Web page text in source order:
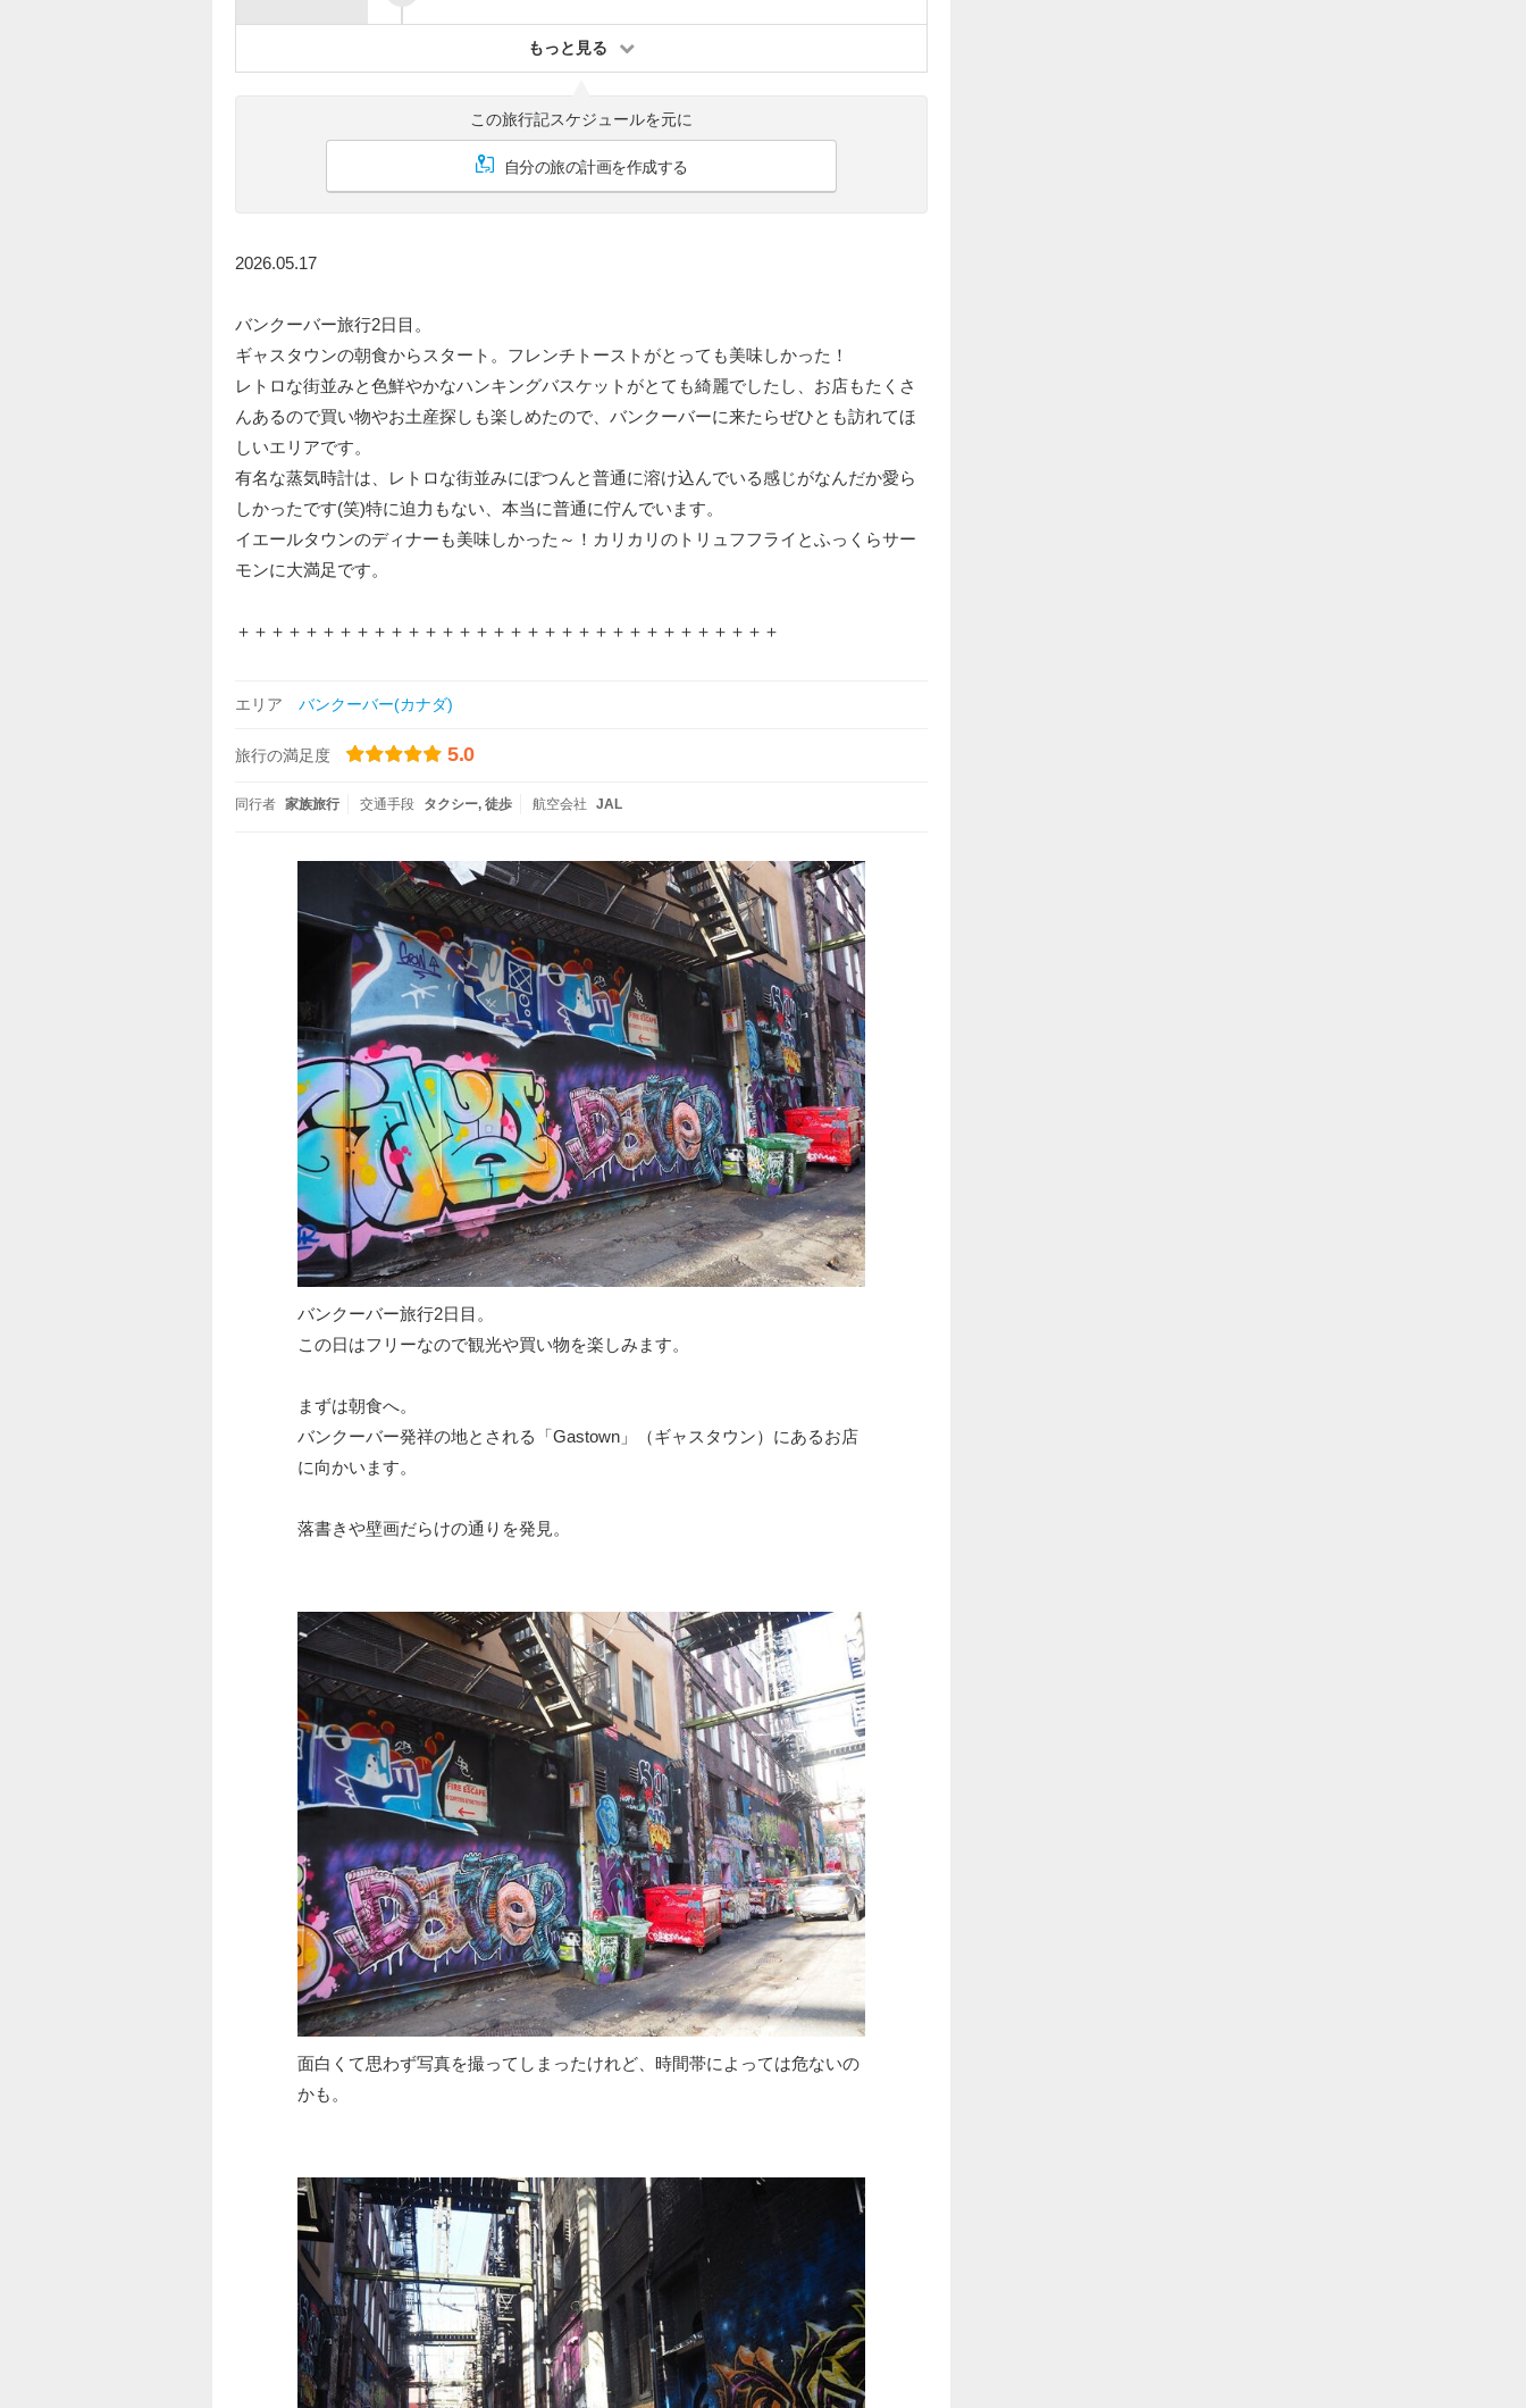
もっと見る
この旅行記スケジュールを元に
自分の旅の計画を作成する
2026.05.17
バンクーバー旅行2日目。
ギャスタウンの朝食からスタート。フレンチトーストがとっても美味しかった！
レトロな街並みと色鮮やかなハンキングバスケットがとても綺麗でしたし、お店もたくさ
んあるので買い物やお土産探しも楽しめたので、バンクーバーに来たらぜひとも訪れてほ
しいエリアです。
有名な蒸気時計は、レトロな街並みにぽつんと普通に溶け込んでいる感じがなんだか愛ら
しかったです(笑)特に迫力もない、本当に普通に佇んでいます。
イエールタウンのディナーも美味しかった～！カリカリのトリュフフライとふっくらサー
モンに大満足です。
＋＋＋＋＋＋＋＋＋＋＋＋＋＋＋＋＋＋＋＋＋＋＋＋＋＋＋＋＋＋＋＋
エリア バンクーバー(カナダ)
旅行の満足度 5.0
同行者 家族旅行 交通手段 タクシー 徒歩 航空会社 JAL
バンクーバー旅行2日目。
この日はフリーなので観光や買い物を楽しみます。
まずは朝食へ。
バンクーバー発祥の地とされる「Gastown」（ギャスタウン）にあるお店
に向かいます。
落書きや壁画だらけの通りを発見。
面白くて思わず写真を撮ってしまったけれど、時間帯によっては危ないの
かも。